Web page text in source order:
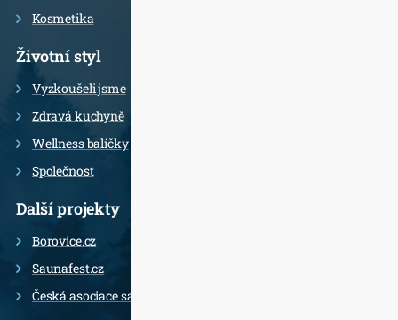
Kosmetika
Životní styl
Vyzkoušeli jsme
Zdravá kuchyně
Wellness balíčky
Společnost
Další projekty
Borovice.cz
Saunafest.cz
Česká asociace saunérů